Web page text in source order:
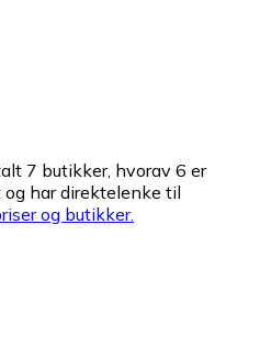
7 butikker, hvorav 6 er
har direktelenke til
og butikker.